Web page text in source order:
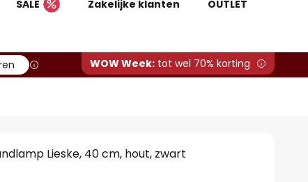
SALE Zakelijke klanten OUTLET
WOW Week: tot wel 70% korting
Lieske, 40 cm, hout, zwart